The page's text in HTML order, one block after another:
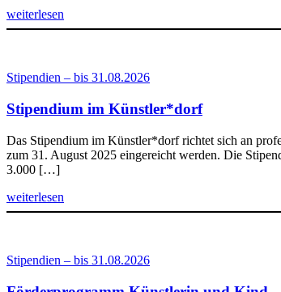
weiterlesen
Stipendien – bis 31.08.2026
Stipendium im Künstler*dorf
Das Stipendium im Künstler*dorf richtet sich an
zum 31. August 2025 eingereicht werden. Die
3.000 […]
weiterlesen
Stipendien – bis 31.08.2026